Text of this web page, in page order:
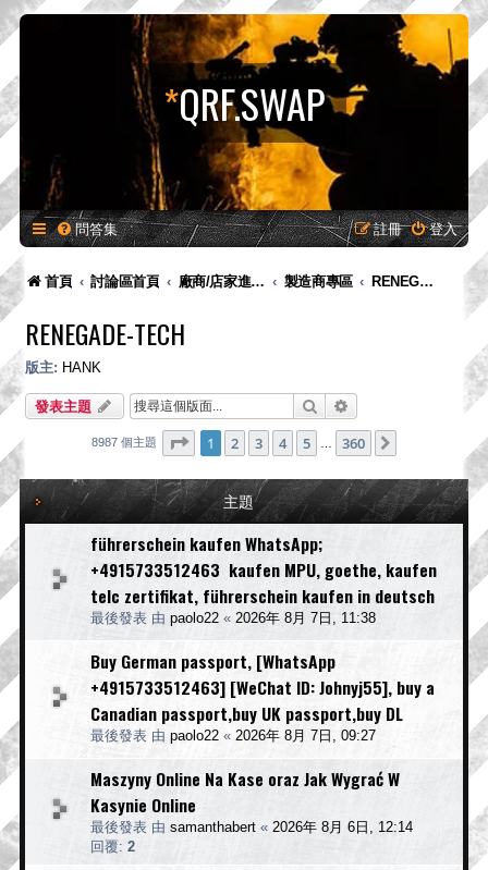
*QRF.SWAP
問答集 登入
註冊
首頁 討論區首頁 廠商/店家進駐專區-供廠商-供廠商/店家發布新品預告、產品消息，嚴禁販售！ 製造商專區 RENEGADE-Tech
RENEGADE-TECH
版主: HANK
發表主題 搜尋
8987 個主題 1 頁 (共360頁)
1 2 3 4 5 360
主題
führerschein kaufen WhatsApp;
+4915733512463 kaufen MPU, goethe, kaufen
telc zertifikat, führerschein kaufen in deutsch
最後發表 由 paolo22 « 2026年 8月 7日, 11:38
Buy German passport, [WhatsApp
+4915733512463] [WeChat ID: Johnyj55], buy a
Canadian passport,buy UK passport,buy DL
最後發表 由 paolo22 « 2026年 8月 7日, 09:27
Maszyny Online Na Kase oraz Jak Wygrać W
Kasynie Online
最後發表 由 samanthabert « 2026年 8月 6日, 12:14
回覆: 2